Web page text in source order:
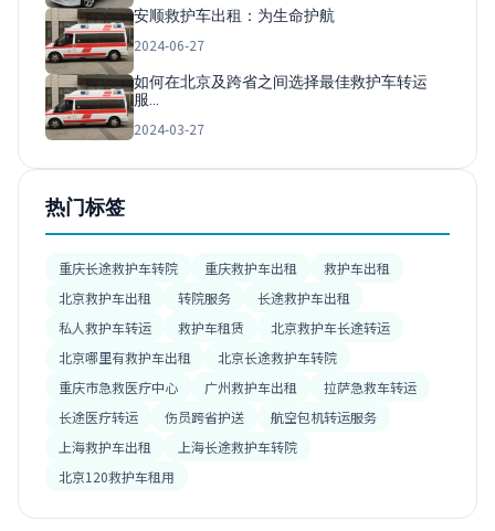
安顺救护车出租：为生命护航
2024-06-27
如何在北京及跨省之间选择最佳救护车转运
服…
2024-03-27
热门标签
重庆长途救护车转院 重庆救护车出租
救护车出租
北京救护车出租
转院服务
长途救护车出租
私人救护车转运
救护车租赁
北京救护车长途转运
北京哪里有救护车出租
北京长途救护车转院
重庆市急救医疗中心
广州救护车出租
拉萨急救车转运
长途医疗转运
伤员跨省护送
航空包机转运服务
上海救护车出租
上海长途救护车转院
北京120救护车租用